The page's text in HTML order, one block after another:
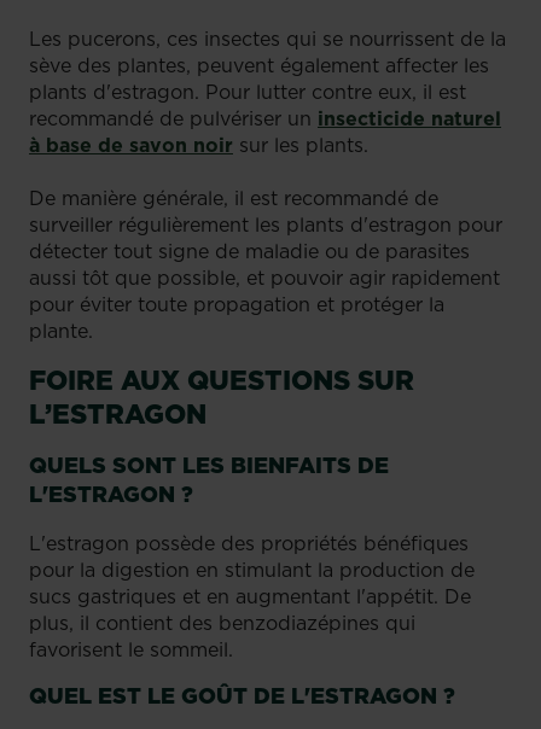
Les pucerons, ces insectes qui se nourrissent de la
sève des plantes, peuvent également affecter les
plants d'estragon. Pour lutter contre eux, il est
recommandé de pulvériser un insecticide naturel
à base de savon noir sur les plants.
De manière générale, il est recommandé de
surveiller régulièrement les plants d'estragon pour
détecter tout signe de maladie ou de parasites
aussi tôt que possible, et pouvoir agir rapidement
pour éviter toute propagation et protéger la
plante.
FOIRE AUX QUESTIONS SUR
L’ESTRAGON
QUELS SONT LES BIENFAITS DE
L'ESTRAGON ?
L'estragon possède des propriétés bénéfiques
pour la digestion en stimulant la production de
sucs gastriques et en augmentant l'appétit. De
plus, il contient des benzodiazépines qui
favorisent le sommeil.
QUEL EST LE GOÛT DE L'ESTRAGON ?